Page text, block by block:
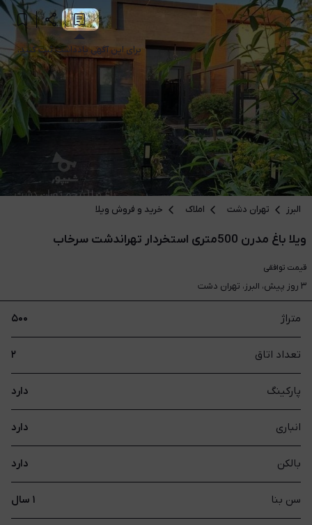
البرز تهران دشت املاک خرید و فروش ویلا
ویلا باغ مدرن 500متری استخردار تهراندشت سرخاب
قیمت توافقی
۳ روز پیش، البرز، تهران دشت
متراژ ۵۰۰
تعداد اتاق ۲
پارکینگ دارد
انباری دارد
بالکن دارد
سن بنا ۱ سال
برای این آگهی یادداشت ثبت کنید.